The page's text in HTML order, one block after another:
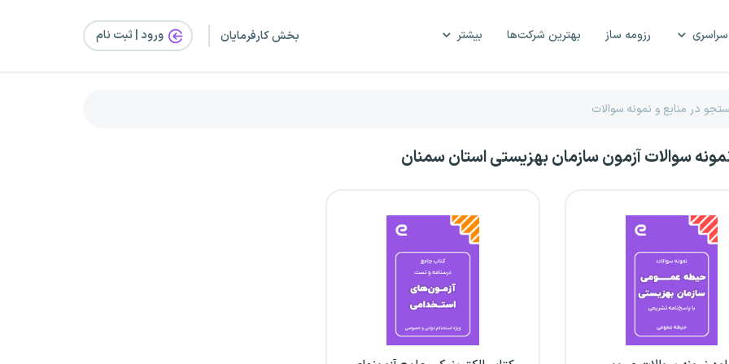
رزومه ساز بهترین شرکت‌ها بیشتر بخش کارفرمایان ورود | ثبت‌ نام
سوالات آزمون سازمان بهزیستی استان سمنان